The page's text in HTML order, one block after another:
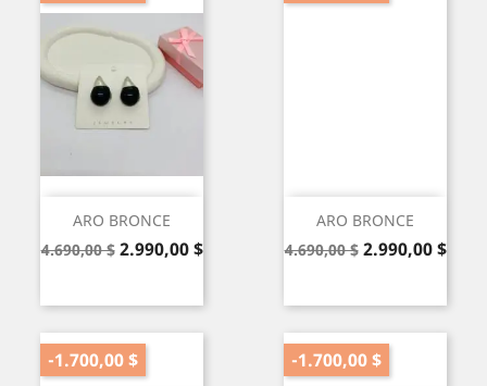
ARO BRONCE
Precio
4.690,00 $ Precio
2.990,00 $
ARO BRONCE
Precio
4.690,00 $ Precio
2.990,00 $
-1.700,00 $ -1.700,00 $